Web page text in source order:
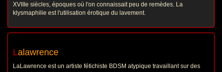
XVIIIe siècles, époques où l'on connaissait peu de remèdes. La
klysmaphilie est l'utilisation érotique du lavement.
Lalawrence
LaLawrence est un artiste fétichiste BDSM atypique travaillant sur des